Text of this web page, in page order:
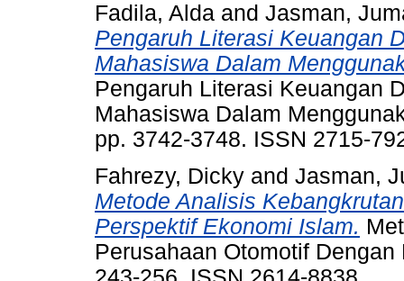
Fadila, Alda and Jasman,
Pengaruh Literasi Keuangan
Mahasiswa Dalam
Pengaruh Literasi Keuangan
Mahasiswa Dalam
pp. 3742-3748. ISSN 2715-
Fahrezy, Dicky and Jasman,
Metode Analisis
Perspektif Ekonomi Islam.
Perusahaan Otomotif